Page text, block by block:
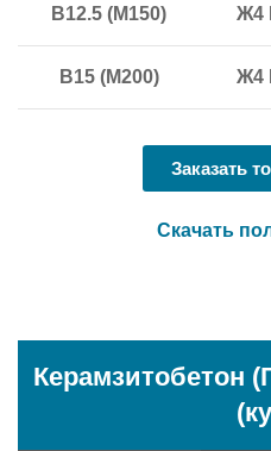
В12.5 (М150) Ж4
В15 (М200) Ж4
Заказать
Скачать
Керамзитобетон